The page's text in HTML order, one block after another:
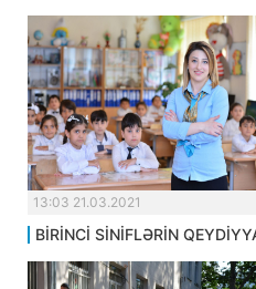
13:03 21.03.2021
BİRİNCİ SİNİFLƏRİN